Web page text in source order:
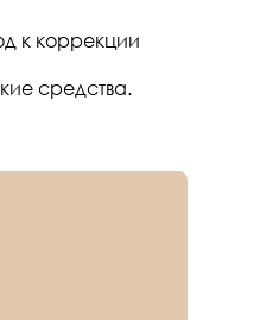
к коррекции
средства.